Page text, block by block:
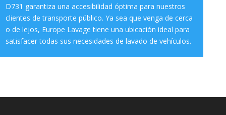
D731 garantiza una accesibilidad óptima para nuestros
clientes de transporte público. Ya sea que venga de cerca
o de lejos, Europe Lavage tiene una ubicación ideal para
satisfacer todas sus necesidades de lavado de vehículos.